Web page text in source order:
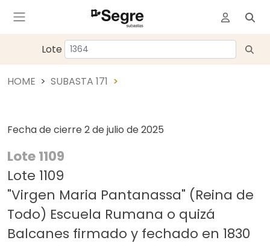
Lote
HOME SUBASTA 171
Fecha de cierre 2 de julio de 2025
Lote 1109
Lote 1109
"Virgen Maria Pantanassa" (Reina de
Todo) Escuela Rumana o quizá
Balcanes firmado y fechado en 1830